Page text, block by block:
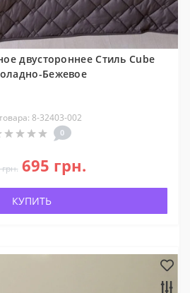
двустороннее Стиль Cube
Бежевое
8-32403-002
0
695 грн.
КУПИТЬ